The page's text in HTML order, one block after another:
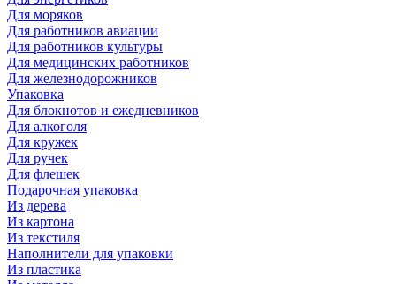
Для моряков
Для работников авиации
Для работников культуры
Для медицинских работников
Для железнодорожников
Упаковка
Для блокнотов и ежедневников
Для алкоголя
Для кружек
Для ручек
Для флешек
Подарочная упаковка
Из дерева
Из картона
Из текстиля
Наполнители для упаковки
Из пластика